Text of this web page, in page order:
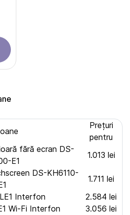
Prețuri
pentru
fără ecran DS-
E1
1.013 lei
DS-KH6110-
1.711 lei
Interfon
2.584 lei
Wi-Fi Interfon
3.056 lei